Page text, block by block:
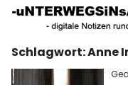
KUNST
Start
Schlagwort:Anne